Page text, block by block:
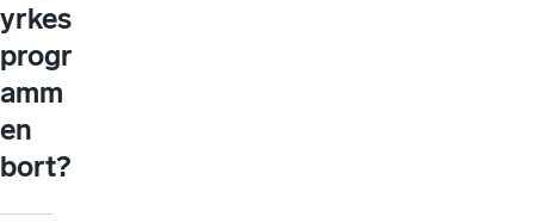
yrkes
progr
amm
en
bort?